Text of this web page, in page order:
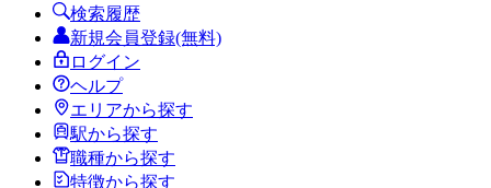
検索履歴
新規会員登録(無料)
ログイン
ヘルプ
エリアから探す
駅から探す
職種から探す
特徴から探す